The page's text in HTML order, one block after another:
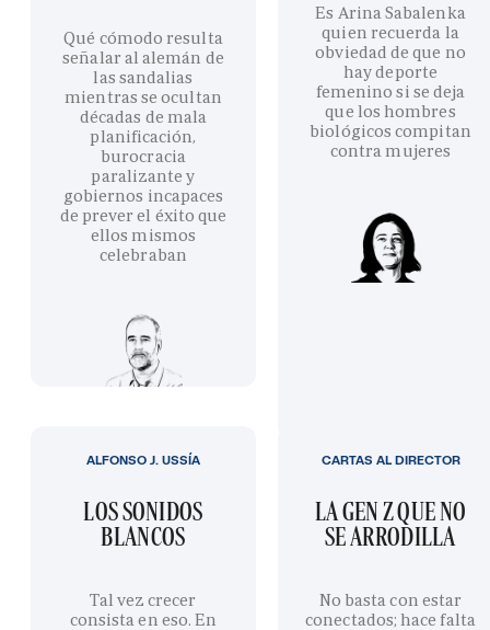
Qué cómodo resulta
señalar al alemán de
las sandalias
mientras se ocultan
décadas de mala
planificación,
burocracia
paralizante y
gobiernos incapaces
de prever el éxito que
ellos mismos
celebraban
Es Arina Sabalenka
quien recuerda la
obviedad de que no
hay deporte
femenino si se deja
que los hombres
biológicos compitan
contra mujeres
LOS SONIDOS
BLANCOS
Tal vez crecer
consista en eso. En
ALFONSO J. USSÍA
LA GEN Z QUE NO
SE ARRODILLA
No basta con estar
conectados; hace falta
CARTAS AL DIRECTOR